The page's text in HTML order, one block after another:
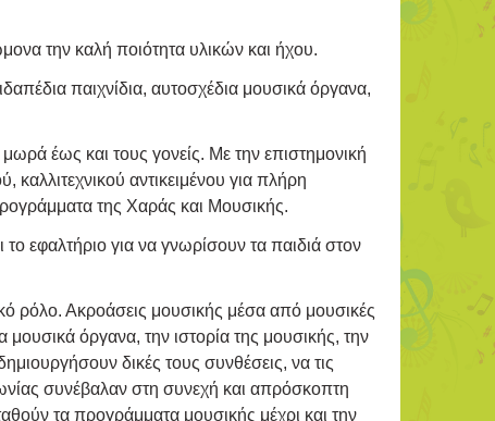
την καλή ποιότητα υλικών και ήχου.
παιχνίδια, αυτοσχέδια μουσικά όργανα,
έως και τους γονείς. Με την επιστημονική
αντικειμένου για πλήρη
της Χαράς και Μουσικής.
εφαλτήριο για να γνωρίσουν τα παιδιά στον
ρόλο. Ακροάσεις μουσικής μέσα από μουσικές
όργανα, την ιστορία της μουσικής, την
δικές τους συνθέσεις, να τις
συνέβαλαν στη συνεχή και απρόσκοπτη
τα προγράμματα μουσικής μέχρι και την